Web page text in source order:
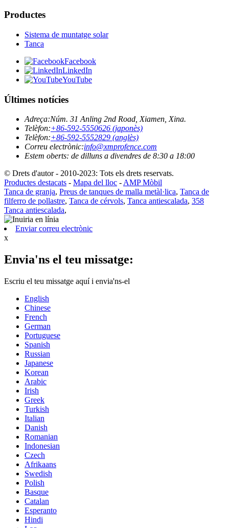
Productes
Sistema de muntatge solar
Tanca
Facebook
LinkedIn
YouTube
Últimes notícies
Adreça:Núm. 31 Anling 2nd Road, Xiamen, Xina.
Telèfon:+86-592-5550626 (japonès)
Telèfon:+86-592-5552829 (anglès)
Correu electrònic:info@xmprofence.com
Estem oberts: de dilluns a divendres de 8:30 a 18:00
© Drets d'autor - 2010-2023: Tots els drets reservats.
Productes destacats - Mapa del lloc -AMP Mòbil
Tanca de granja, Preus de tanques de malla metàl·lica, Tanca de
filferro de pollastre, Tanca de cérvols, Tanca antiescalada, 358
Tanca antiescalada,
Enviar correu electrònic
x
Envia'ns el teu missatge:
Escriu el teu missatge aquí i envia'ns-el
English
Chinese
French
German
Portuguese
Spanish
Russian
Japanese
Korean
Arabic
Irish
Greek
Turkish
Italian
Danish
Romanian
Indonesian
Czech
Afrikaans
Swedish
Polish
Basque
Catalan
Esperanto
Hindi